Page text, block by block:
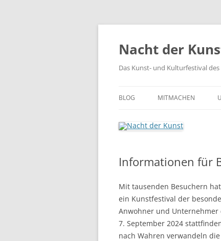
Zum
springen
Nacht der
Das Kunst- und Kulturfestival
BLOG MITMACHEN
Informationen für
Mit tausenden Besuchern
ein Kunstfestival der
Anwohner und Unternehmer
7. September 2024
nach Wahren verwandeln